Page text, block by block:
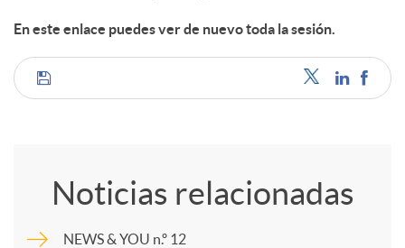
En este enlace puedes ver de nuevo toda la sesión.
C
Noticias relacionadas
NEWS & YOU n.º 12